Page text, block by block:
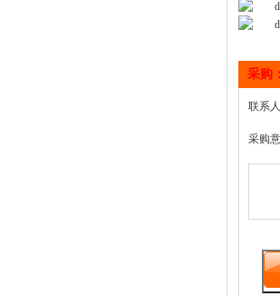
采购：
联系
采购